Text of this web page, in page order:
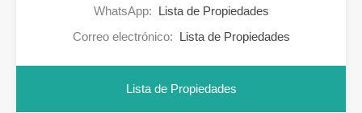
WhatsApp: Lista de Propiedades
Correo electrónico: Lista de Propiedades
Lista de Propiedades